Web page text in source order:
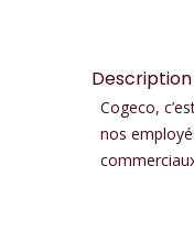
Description
Cogeco,
nos